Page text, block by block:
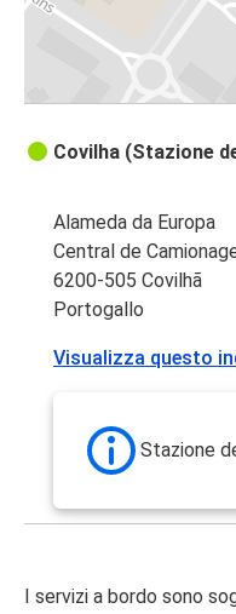
Covilha (Stazione
Alameda da Europa
Central de
6200-505 Covilhã
Portogallo
Visualizza questo
Stazione
I servizi a bordo sono